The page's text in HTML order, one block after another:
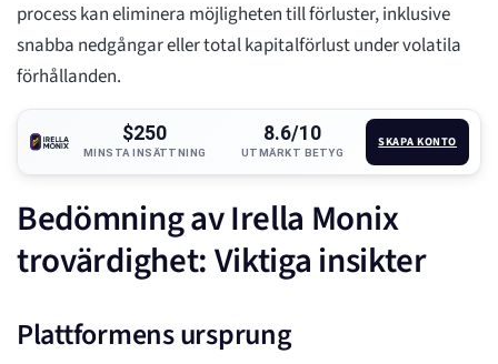
process kan eliminera möjligheten till förluster, inklusive
snabba nedgångar eller total kapitalförlust under volatila
förhållanden.
$250
MINSTA INSÄTTNING
8.6/10
UTMÄRKT BETYG
SKAPA KONTO
Bedömning av Irella Monix
trovärdighet: Viktiga insikter
Plattformens ursprung